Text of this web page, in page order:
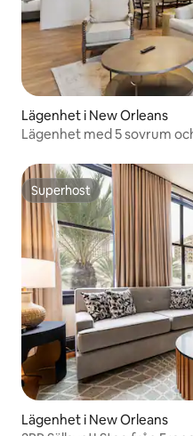
Lägenhet i New Orleans
Lägenhet med 5 sovrum
Superhost
Superhost
Lägenhet i New Orleans